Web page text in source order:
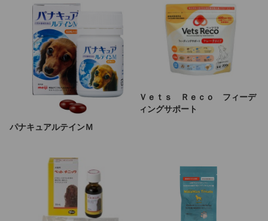
パナキュアルテインＭ
Ｖｅｔｓ Ｒｅｃｏ フィーデ
ィングサポート